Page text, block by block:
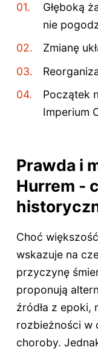
Głęboką
nie
Zmianę
Początek
Imperium
Prawda i
Hurrem -
Choć
wskazuje na
przyczynę
proponują
źródła z epoki,
rozbieżności w
choroby.